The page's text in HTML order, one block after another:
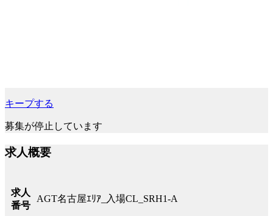
キープする
募集が停止しています
求人概要
求人
番号
AGT名古屋ｴﾘｱ_入場CL_SRH1-A